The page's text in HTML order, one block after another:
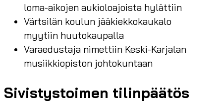
loma-aikojen aukioloajoista hylättiin
Värtsilän koulun jääkiekkokaukalo
myytiin huutokaupalla
Varaedustaja nimettiin Keski-Karjalan
musiikkiopiston johtokuntaan
Sivistystoimen tilinpäätös